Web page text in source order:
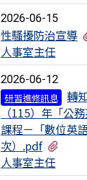
2026-06-15
性騷擾防治宣導
人事室主任
2026-06-12
研習進修訊息
轉
（115）年「公
課程－「數位英
次）.pdf
人事室主任